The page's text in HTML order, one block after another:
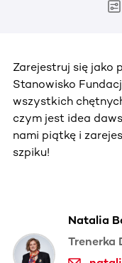
Zarejestruj się jako
Stanowisko
wszystkich
czym jest idea
nami piątkę i
szpiku!
Natalia
Trenerka